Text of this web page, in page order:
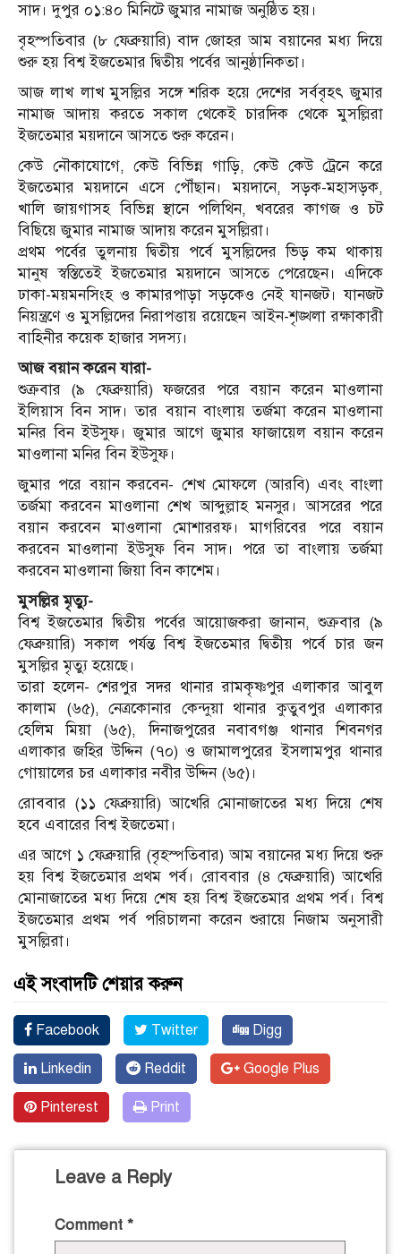
সাদ। দুপুর ০১:৪০ মিনিটে জুমার নামাজ অনুষ্ঠিত হয়।
বৃহস্পতিবার (৮ ফেব্রুয়ারি) বাদ জোহর আম বয়ানের মধ্য দিয়ে
শুরু হয় বিশ্ব ইজতেমার দ্বিতীয় পর্বের আনুষ্ঠানিকতা।
আজ লাখ লাখ মুসল্লির সঙ্গে শরিক হয়ে দেশের সর্ববৃহৎ জুমার
নামাজ আদায় করতে সকাল থেকেই চারদিক থেকে মুসল্লিরা
ইজতেমার ময়দানে আসতে শুরু করেন।
কেউ নৌকাযোগে, কেউ বিভিন্ন গাড়ি, কেউ কেউ ট্রেনে করে
ইজতেমার ময়দানে এসে পৌঁছান। ময়দানে, সড়ক-মহাসড়ক,
খালি জায়গাসহ বিভিন্ন স্থানে পলিথিন, খবরের কাগজ ও চট
বিছিয়ে জুমার নামাজ আদায় করেন মুসল্লিরা।
প্রথম পর্বের তুলনায় দ্বিতীয় পর্বে মুসল্লিদের ভিড় কম থাকায়
মানুষ স্বস্তিতেই ইজতেমার ময়দানে আসতে পেরেছেন। এদিকে
ঢাকা-ময়মনসিংহ ও কামারপাড়া সড়কেও নেই যানজট। যানজট
নিয়ন্ত্রণে ও মুসল্লিদের নিরাপত্তায় রয়েছেন আইন-শৃঙ্খলা রক্ষাকারী
বাহিনীর কয়েক হাজার সদস্য।
আজ বয়ান করেন যারা-
শুক্রবার (৯ ফেব্রুয়ারি) ফজরের পরে বয়ান করেন মাওলানা
ইলিয়াস বিন সাদ। তার বয়ান বাংলায় তর্জমা করেন মাওলানা
মনির বিন ইউসুফ। জুমার আগে জুমার ফাজায়েল বয়ান করেন
মাওলানা মনির বিন ইউসুফ।
জুমার পরে বয়ান করবেন- শেখ মোফলে (আরবি) এবং বাংলা
তর্জমা করবেন মাওলানা শেখ আব্দুল্লাহ মনসুর। আসরের পরে
বয়ান করবেন মাওলানা মোশাররফ। মাগরিবের পরে বয়ান
করবেন মাওলানা ইউসুফ বিন সাদ। পরে তা বাংলায় তর্জমা
করবেন মাওলানা জিয়া বিন কাশেম।
মুসল্লির মৃত্যু-
বিশ্ব ইজতেমার দ্বিতীয় পর্বের আয়োজকরা জানান, শুক্রবার (৯
ফেব্রুয়ারি) সকাল পর্যন্ত বিশ্ব ইজতেমার দ্বিতীয় পর্বে চার জন
মুসল্লির মৃত্যু হয়েছে।
তারা হলেন- শেরপুর সদর থানার রামকৃষ্ণপুর এলাকার আবুল
কালাম (৬৫), নেত্রকোনার কেন্দুয়া থানার কুতুবপুর এলাকার
হেলিম মিয়া (৬৫), দিনাজপুরের নবাবগঞ্জ থানার শিবনগর
এলাকার জহির উদ্দিন (৭০) ও জামালপুরের ইসলামপুর থানার
গোয়ালের চর এলাকার নবীর উদ্দিন (৬৫)।
রোববার (১১ ফেব্রুয়ারি) আখেরি মোনাজাতের মধ্য দিয়ে শেষ
হবে এবারের বিশ্ব ইজতেমা।
এর আগে ১ ফেব্রুয়ারি (বৃহস্পতিবার) আম বয়ানের মধ্য দিয়ে শুরু
হয় বিশ্ব ইজতেমার প্রথম পর্ব। রোববার (৪ ফেব্রুয়ারি) আখেরি
মোনাজাতের মধ্য দিয়ে শেষ হয় বিশ্ব ইজতেমার প্রথম পর্ব। বিশ্ব
ইজতেমার প্রথম পর্ব পরিচালনা করেন শুরায়ে নিজাম অনুসারী
মুসল্লিরা।
এই সংবাদটি শেয়ার করুন
Facebook Twitter Digg
Linkedin Reddit Google Plus
Pinterest Print
Leave a Reply
Comment *